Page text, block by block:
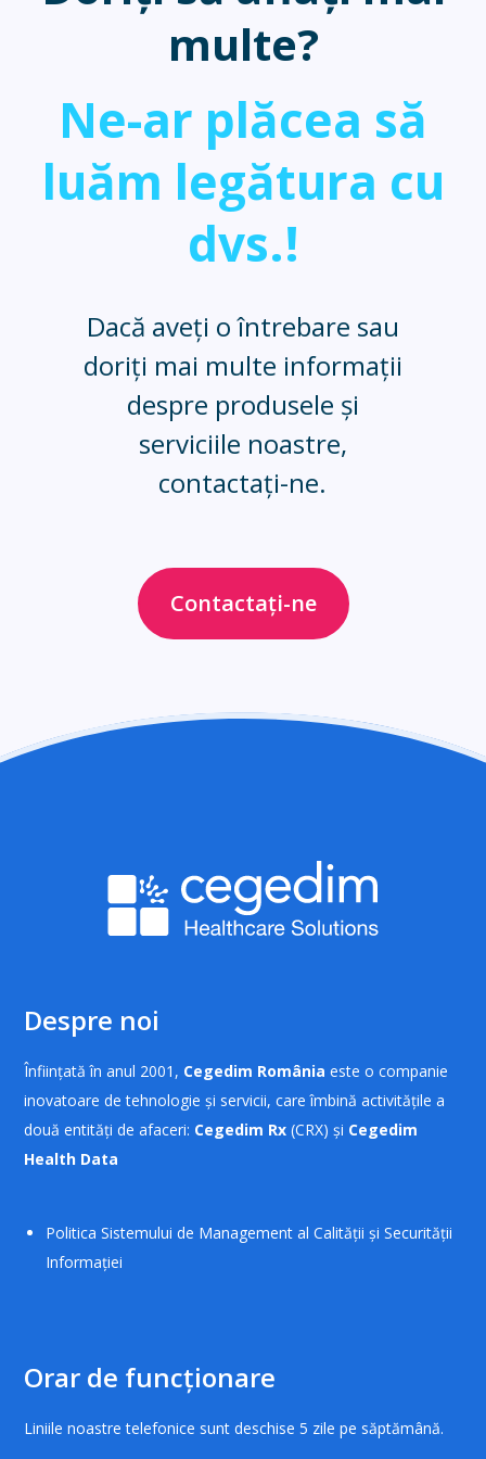
multe?
Ne-ar plăcea să
luăm legătura cu
dvs.!
Dacă aveți o întrebare sau
doriți mai multe informații
despre produsele și
serviciile noastre,
contactați-ne.
Contactați-ne
Despre noi
Înființată în anul 2001, Cegedim România este o companie
inovatoare de tehnologie și servicii, care îmbină activitățile a
două entități de afaceri: Cegedim Rx (CRX) și Cegedim
Health Data
Politica Sistemului de Management al Calității și Securității
Informației
Orar de funcționare
Liniile noastre telefonice sunt deschise 5 zile pe săptămână.